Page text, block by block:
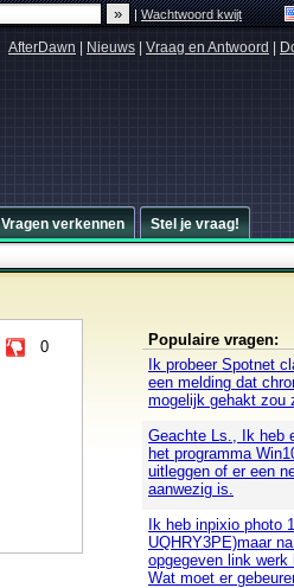
|Wachtwoord kwijt
AfterDawn Nieuws Vraag en Antwoord
Vragen verkennen Stel je vraag!
0
Populaire vragen:
Ik probeer Spotnet
een melding dat
mogelijk gehakt zou
Geachte Ls., Ik heb
het programma
uitleggen of er een
aanwezig is.
Ik heb inpixio photo
UQHRY3PE)maar
opgegeven link
Wat moet er